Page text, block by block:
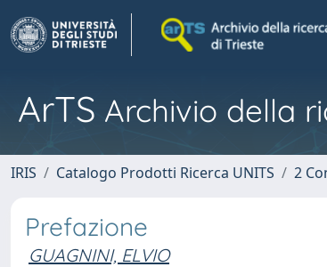
ArTS Archivio della
IRIS Catalogo Prodotti Ricerca UNITS 2
Prefazione
GUAGNINI, ELVIO